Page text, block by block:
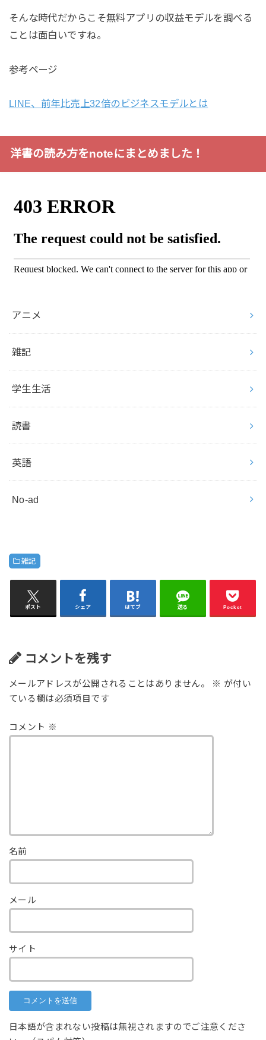
そんな時代だからこそ無料アプリの収益モデルを調べる
ことは面白いですね。
参考ページ
LINE、前年比売上32倍のビジネスモデルとは
洋書の読み方をnoteにまとめました！
アニメ
雑記
学生生活
読書
英語
No-ad
雑記
ポスト シェア はてブ 送る Pocket
コメントを残す
メールアドレスが公開されることはありません。 ※ が付い
ている欄は必須項目です
コメント ※
名前
メール
サイト
日本語が含まれない投稿は無視されますのでご注意くださ